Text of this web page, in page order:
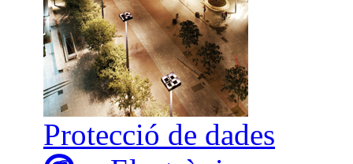
Protecció de dades